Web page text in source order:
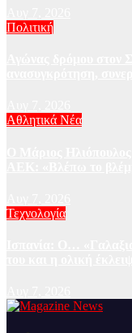
Πολιτική
Αθλητικά Νέα
Τεχνολογία